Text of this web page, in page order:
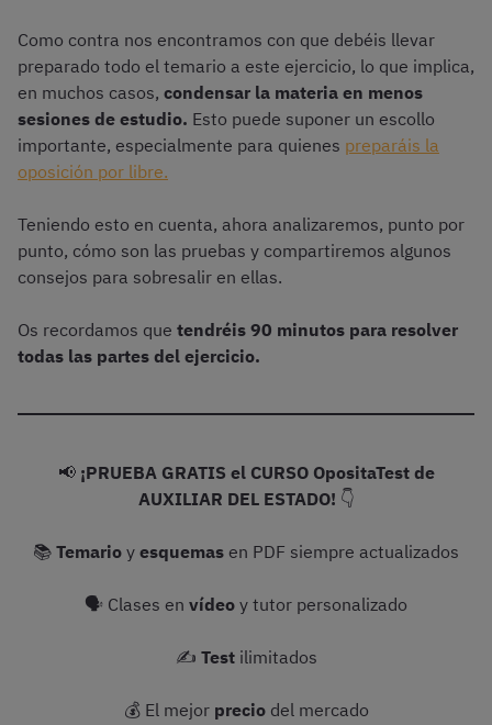
Como contra nos encontramos con que debéis llevar
preparado todo el temario a este ejercicio, lo que implica,
en muchos casos, condensar la materia en menos
sesiones de estudio. Esto puede suponer un escollo
importante, especialmente para quienes preparáis la
oposición por libre.
Teniendo esto en cuenta, ahora analizaremos, punto por
punto, cómo son las pruebas y compartiremos algunos
consejos para sobresalir en ellas.
Os recordamos que tendréis 90 minutos para resolver
todas las partes del ejercicio.
📢 ¡PRUEBA GRATIS el CURSO OpositaTest de
AUXILIAR DEL ESTADO! 👇
📚 Temario y esquemas en PDF siempre actualizados
🗣 Clases en vídeo y tutor personalizado
✍️ Testilimitados
💰 El mejor preciodel mercado